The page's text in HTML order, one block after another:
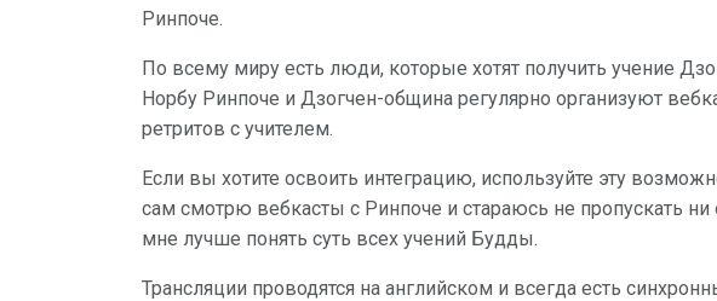
Ринпоче.
По всему миру есть люди, которые хотят получить учение
Норбу Ринпоче и Дзогчен-община регулярно организуют
ретритов с учителем.
Если вы хотите освоить интеграцию, используйте эту
сам смотрю вебкасты с Ринпоче и стараюсь не пропускать ни
мне лучше понять суть всех учений Будды.
Трансляции проводятся на английском и всегда есть